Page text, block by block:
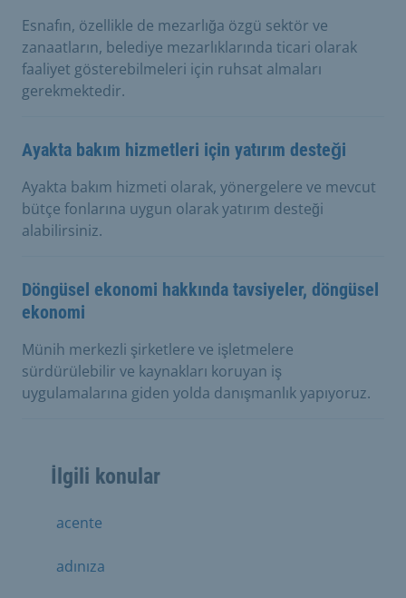
Esnafın, özellikle de mezarlığa özgü sektör ve
zanaatların, belediye mezarlıklarında ticari olarak
faaliyet gösterebilmeleri için ruhsat almaları
gerekmektedir.
Ayakta bakım hizmetleri için yatırım desteği
Ayakta bakım hizmeti olarak, yönergelere ve mevcut
bütçe fonlarına uygun olarak yatırım desteği
alabilirsiniz.
Döngüsel ekonomi hakkında tavsiyeler, döngüsel
ekonomi
Münih merkezli şirketlere ve işletmelere
sürdürülebilir ve kaynakları koruyan iş
uygulamalarına giden yolda danışmanlık yapıyoruz.
İlgili konular
acente
adınıza